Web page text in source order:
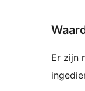
Er zijn